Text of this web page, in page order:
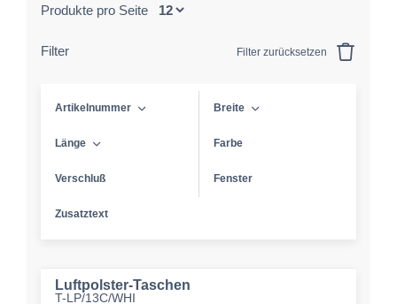
Produkte pro Seite
Filter Filter zurücksetzen
Artikelnummer Breite
Länge Farbe
Verschluß Fenster
Zusatztext
Luftpolster-Taschen
T-LP/13C/WHI